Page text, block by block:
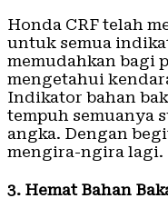
Honda CRF telah
untuk semua
memudahkan bagi
mengetahui
Indikator bahan
tempuh semuanya
angka. Dengan
mengira-ngira lagi.
3. Hemat Bahan